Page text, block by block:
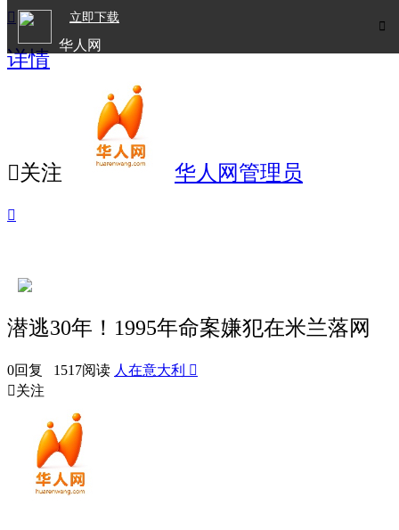

立即下载
华人网

详情
关注 华人网管理员

潜逃30年！1995年命案嫌犯在米兰落网
0回复 1517阅读 人在意大利 
关注